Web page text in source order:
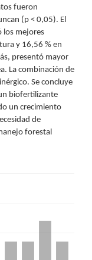
fueron
(p < 0,05). El
los mejores
y 16,56 % en
presentó mayor
La combinación de
Se concluye
biofertilizante
un crecimiento
de
forestal